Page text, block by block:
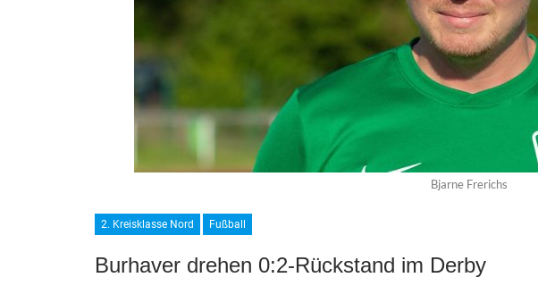
Bjarne Frerichs
2. Kreisklasse Nord Fußball
Burhaver drehen 0:2-Rückstand im Derby